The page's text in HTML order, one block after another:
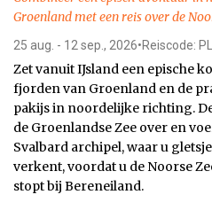
Groenland met een reis over de
25 aug. - 12 sep., 2026•Reiscode:
Zet vanuit IJsland een epische
fjorden van Groenland en de
pakijs in noordelijke richting.
de Groenlandse Zee over en
Svalbard archipel, waar u
verkent, voordat u de Noorse
stopt bij Bereneiland.